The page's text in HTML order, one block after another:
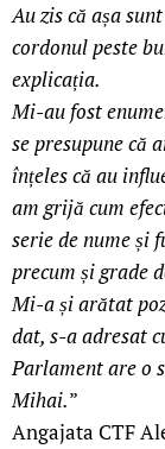
Au zis că așa
cordonul peste
explicația.
Mi-au fost
se presupune că
înțeles că au
am grijă cum
serie de nume și
precum și grade
Mi-a și arătat
dat, s-a adresat
Parlament are o
Mihai.”
Angajata CTF